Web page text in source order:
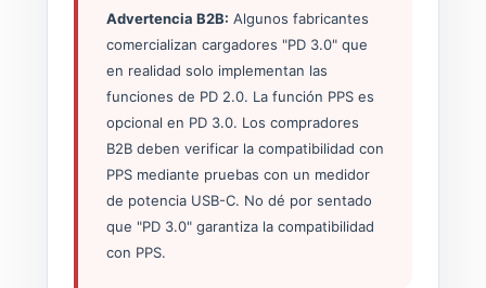
Advertencia B2B: Algunos fabricantes
comercializan cargadores "PD 3.0" que
en realidad solo implementan las
funciones de PD 2.0. La función PPS es
opcional en PD 3.0. Los compradores
B2B deben verificar la compatibilidad con
PPS mediante pruebas con un medidor
de potencia USB-C. No dé por sentado
que "PD 3.0" garantiza la compatibilidad
con PPS.